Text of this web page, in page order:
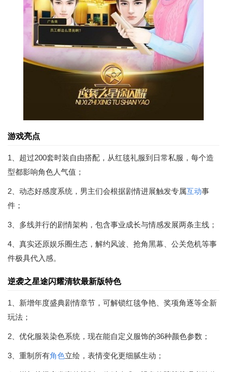
游戏亮点
1、超过200套时装自由搭配，从红毯礼服到日常私服，每个造
型都影响角色人气值；
2、动态好感度系统，男主们会根据剧情进展触发专属互动事
件；
3、多线并行的剧情架构，包含事业成长与情感发展两条主线；
4、真实还原娱乐圈生态，解约风波、抢角黑幕、公关危机等事
件极具代入感。
逆袭之星途闪耀清软最新版特色
1、新增年度盛典剧情章节，可解锁红毯争艳、奖项角逐等全新
玩法；
2、优化服装染色系统，现在能自定义服饰的36种颜色参数；
3、重制所有角色立绘，表情变化更细腻生动；